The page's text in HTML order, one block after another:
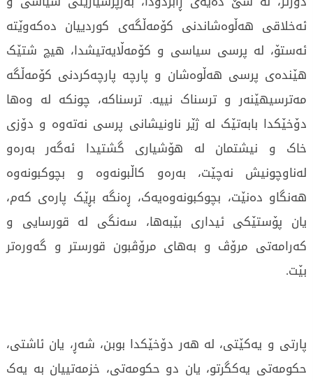
ئەخلاقی هەڵوەشاندنی کۆمەڵگەی کوردییان دەکەوێتە
ئەستۆ، لە پرسی سیاسی و کۆمەڵایەتیشدا، هیچ شتێک
هێندەی پرسی هەڵوەشان و پارچە پارچەکردنی کۆمەڵگە
مەترسیهێنەر و ترسناک نییە. ترسناکە، چونکە لە وەها
دۆخێکدا بابەتێک لە ژێر ناونیشانی پرسی نەتەوە و دۆزی
خاک و نیشتمان لە هۆشیاری گشتیدا ئەگەر بەرەو
لەناوچونیش نەچێت، بەرەو کاڵبونەوە و بچوکبونەوە
هەنگاو دەنێت، بچوکبونەوەیەک، ڕەنگە بڕێک پارەی کەم،
یان پۆستێکی ئیداری بێبەها، سەنگی لە قورسایی و
کەرامەتی مرۆڤ و بەهای مرۆڤبون قورستر و گەورەتر
بێت.
پارتی و یەکێتی، لە هەر دۆخێکدا بوبن، شەڕ، یان ئاشتی،
حکومەتی یەکگرتو، یان دو حکومەتی، خزمەتییان بە یەک